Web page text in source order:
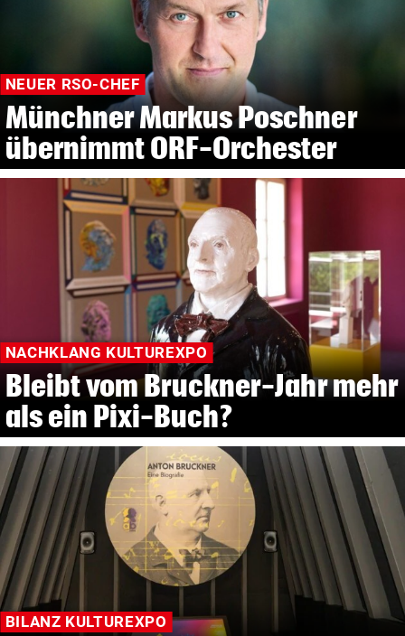
NEUER RSO-CHEF
Münchner Markus Poschner
übernimmt ORF-Orchester
NACHKLANG KULTUREXPO
Bleibt vom Bruckner-Jahr mehr
als ein Pixi-Buch?
BILANZ KULTUREXPO